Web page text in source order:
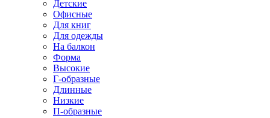
Детские
Офисные
Для книг
Для одежды
На балкон
Форма
Высокие
Г-образные
Длинные
Низкие
П-образные